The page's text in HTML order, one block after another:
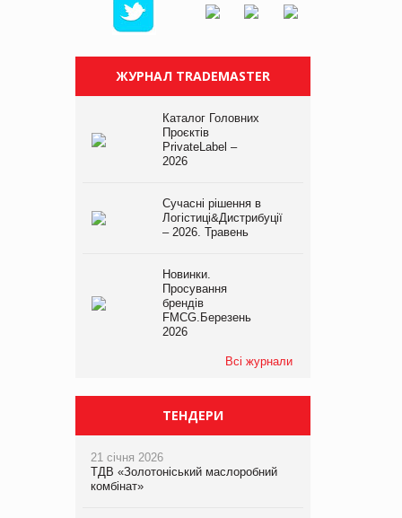
ЖУРНАЛ TRADEMASTER
Каталог Головних
Проєктів
PrivateLabel –
2026
Сучасні рішення в
Логістиці&Дистрибуції
– 2026. Травень
Новинки.
Просування
брендів
FMCG.Березень
2026
Всі журнали
ТЕНДЕРИ
21 січня 2026
ТДВ «Золотоніський маслоробний
комбінат»